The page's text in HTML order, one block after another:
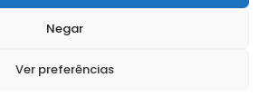
Negar
Ver preferências
da AMB para o seu evento